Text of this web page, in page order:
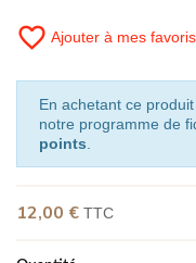
favorite_border Ajouter à mes favoris
En achetant ce
notre programme de
points
12,00 € TTC